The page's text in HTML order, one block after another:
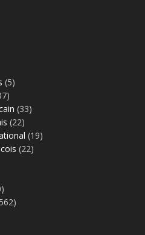
(5)
(33)
(22)
(19)
(22)